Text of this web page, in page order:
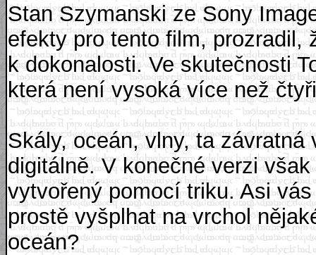
Stan Szymanski ze Sony
efekty pro tento film, prozradil,
k dokonalosti. Ve skutečnosti
která není vysoká více než
Skály, oceán, vlny, ta
digitálně. V konečné verzi
vytvořený pomocí triku. Asi
prostě vyšplhat na vrchol
oceán?